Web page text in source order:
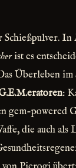
In
ist es
Überleben im
:
gem-powered
die auch als